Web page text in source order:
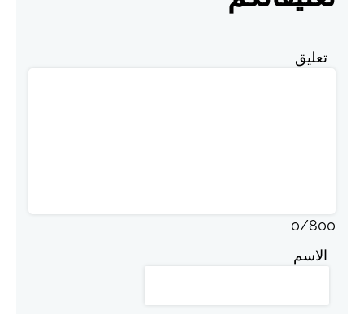
تعليق
0/800
الاسم